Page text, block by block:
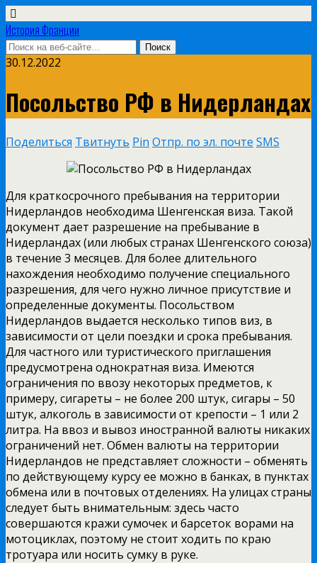
История Франции
30.12.2022
Посольство РФ в Нидерландах
Поделиться Твитнуть Pin Отпр. по эл. почте SMS
Для краткосрочного пребывания на территории
Нидерландов необходима Шенгенская виза. Такой
документ дает разрешение на пребывание в
Нидерландах (или любых странах Шенгенского союза)
в течение 3 месяцев. Для более длительного
нахождения необходимо получение специального
разрешения, для чего нужно личное присутствие и
определенные документы. Посольством
Нидерландов выдается несколько типов виз, в
зависимости от цели поездки и срока пребывания.
Для частного или туристического приглашения
предусмотрена однократная виза. Имеются
ограничения по ввозу некоторых предметов, к
примеру, сигареты – не более 200 штук, сигары – 50
штук, алкоголь в зависимости от крепости – 1 или 2
литра. На ввоз и вывоз иностранной валюты никаких
ограничений нет. Обмен валюты на территории
Нидерландов не представляет сложности – обменять
по действующему курсу ее можно в банках, в пунктах
обмена или в почтовых отделениях. На улицах страны
следует быть внимательным: здесь часто
совершаются кражи сумочек и барсеток ворами на
мотоциклах, поэтому не стоит ходить по краю
тротуара или носить сумку в руке.